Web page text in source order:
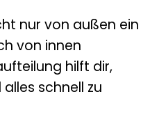
nur von außen ein
von innen
hilft dir,
schnell zu